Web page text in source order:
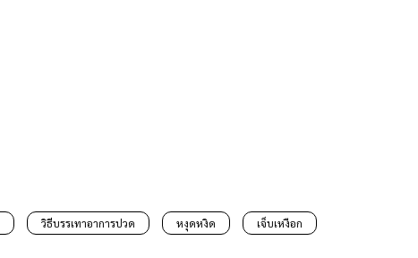
วิธีบรรเทาอาการปวด หงุดหงิด เจ็บเหงือก